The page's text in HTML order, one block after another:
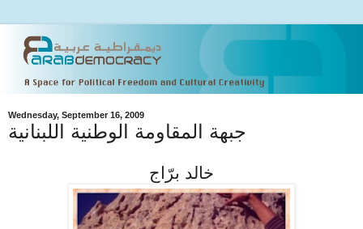
Wednesday, September 16, 2009
جبهة المقاومة الوطنية اللبنانية
خالد برّاج